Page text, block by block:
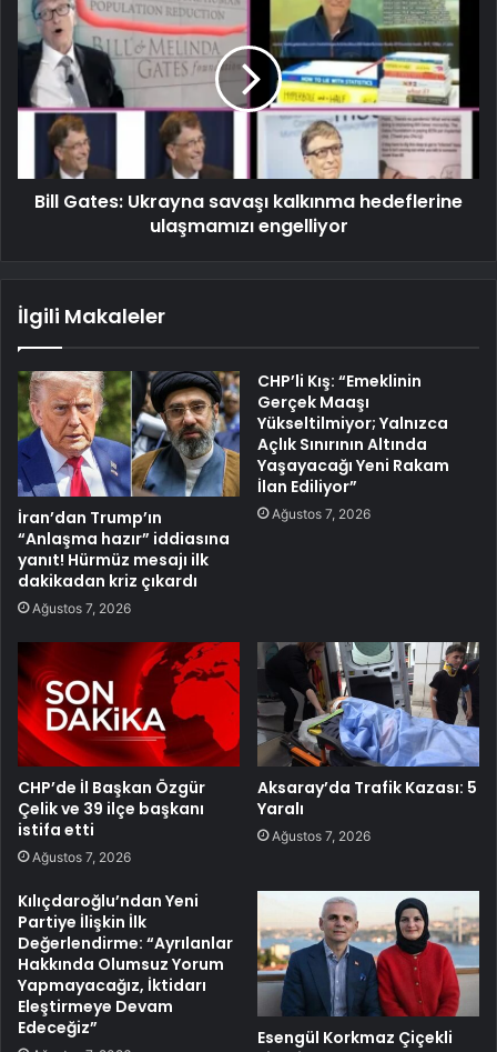
Bill Gates: Ukrayna savaşı kalkınma hedeflerine
ulaşmamızı engelliyor
İlgili Makaleler
İran’dan Trump’ın
“Anlaşma hazır” iddiasına
yanıt! Hürmüz mesajı ilk
dakikadan kriz çıkardı
Ağustos 7, 2026
CHP’li Kış: “Emeklinin
Gerçek Maaşı
Yükseltilmiyor; Yalnızca
Açlık Sınırının Altında
Yaşayacağı Yeni Rakam
İlan Ediliyor”
Ağustos 7, 2026
CHP’de İl Başkan Özgür
Çelik ve 39 ilçe başkanı
istifa etti
Ağustos 7, 2026
Aksaray’da Trafik Kazası: 5
Yaralı
Ağustos 7, 2026
Kılıçdaroğlu’ndan Yeni
Partiye İlişkin İlk
Değerlendirme: “Ayrılanlar
Hakkında Olumsuz Yorum
Yapmayacağız, İktidarı
Eleştirmeye Devam
Edeceğiz”
Esengül Korkmaz Çiçekli